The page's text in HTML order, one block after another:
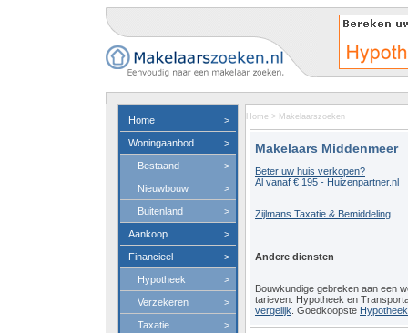
Home >
Woningaanbod >
Bestaand >
Nieuwbouw >
Buitenland >
Aankoop >
Financieel >
Hypotheek >
Verzekeren >
Taxatie >
Home > Makelaarszoeken
Makelaars Middenmeer
Beter uw huis verkopen?
Al vanaf € 195 - Huizenpartner.nl
Zijlmans Taxatie & Bemiddeling
Andere diensten
Bouwkundige gebreken aan een
tarieven. Hypotheek en
vergelijk . Goedkoopste